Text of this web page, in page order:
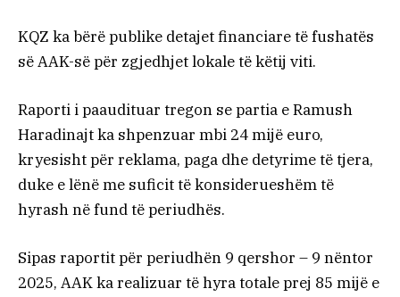
KQZ ka bërë publike detajet financiare të fushatës
së AAK-së për zgjedhjet lokale të këtij viti.
Raporti i paaudituar tregon se partia e Ramush
Haradinajt ka shpenzuar mbi 24 mijë euro,
kryesisht për reklama, paga dhe detyrime të tjera,
duke e lënë me suficit të konsiderueshëm të
hyrash në fund të periudhës.
Sipas raportit për periudhën 9 qershor – 9 nëntor
2025, AAK ka realizuar të hyra totale prej 85 mijë e